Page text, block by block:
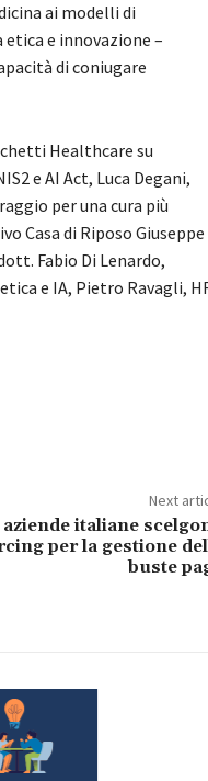
ai modelli di
e innovazione –
di coniugare
Healthcare su
e AI Act, Luca Degani,
per una cura più
Casa di Riposo Giuseppe
Fabio Di Lenardo,
e IA, Pietro Ravagli,
Next
italiane
per la gestione
buste